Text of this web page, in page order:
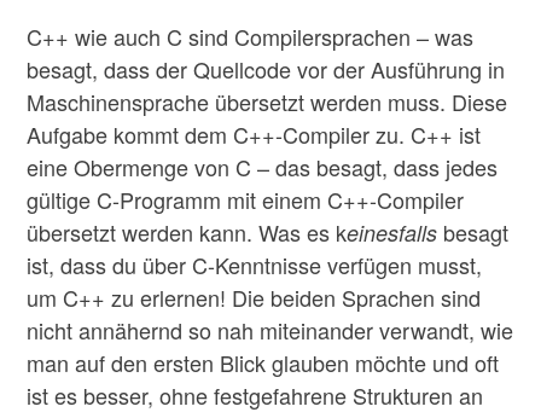
C++ wie auch C sind Compilersprachen – was
besagt, dass der Quellcode vor der Ausführung in
Maschinensprache übersetzt werden muss. Diese
Aufgabe kommt dem C++-Compiler zu. C++ ist
eine Obermenge von C – das besagt, dass jedes
gültige C-Programm mit einem C++-Compiler
übersetzt werden kann. Was es keinesfalls besagt
ist, dass du über C-Kenntnisse verfügen musst,
um C++ zu erlernen! Die beiden Sprachen sind
nicht annähernd so nah miteinander verwandt, wie
man auf den ersten Blick glauben möchte und oft
ist es besser, ohne festgefahrene Strukturen an